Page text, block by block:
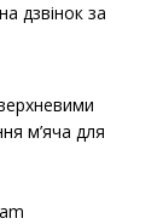
дзвінок за
м’яча для